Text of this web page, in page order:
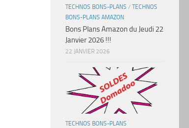
TECHNOS BONS-PLANS / TECHNOS
BONS-PLANS AMAZON
Bons Plans Amazon du Jeudi 22
Janvier 2026 !!!
22 JANVIER 2026
TECHNOS BONS-PLANS